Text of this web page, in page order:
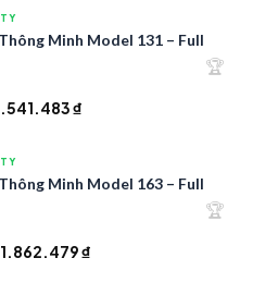
là:
2.544.745 ₫.
là:
Minh Model 131 – Full
₫.
₫
là:
🏆
Minh Model 163 – Full
Giá
1.862.479₫
🏆